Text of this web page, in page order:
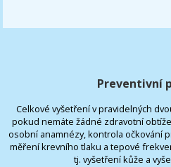
Preventivní
Celkové vyšetření v pravidelných
pokud nemáte žádné zdravotní
osobní anamnézy, kontrola očkování
měření krevního tlaku a tepové
tj. vyšetření kůže a